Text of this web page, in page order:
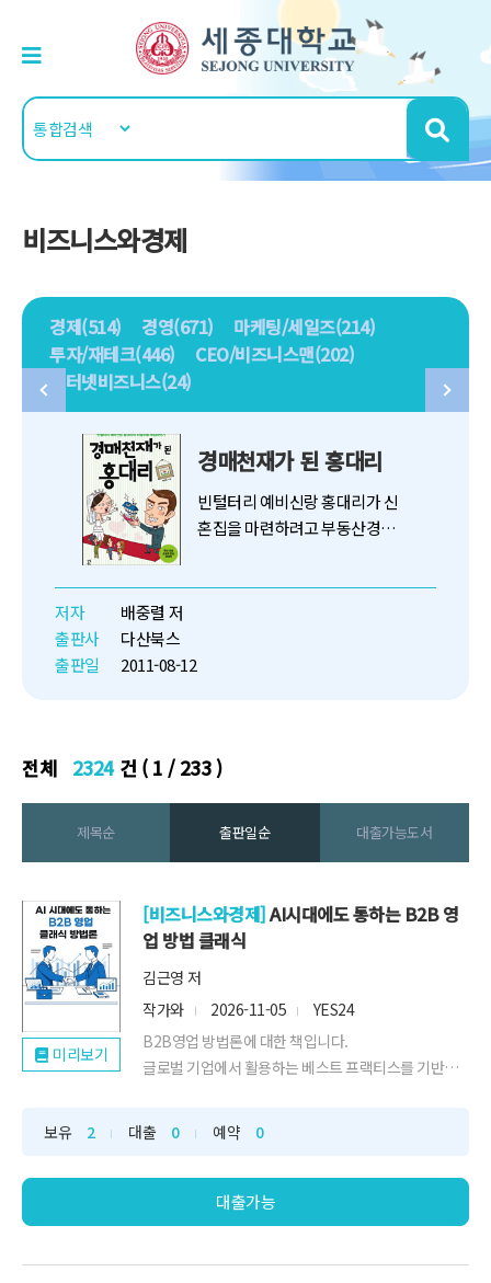
비즈니스와경제
경제(514) 경영(671)
마케팅/세일즈(214)
투자/재테크(446)
CEO/비즈니스맨(202)
인터넷비즈니스(24)
경매천재가 된 홍대리
빈털터리 예비신랑 홍대리가 신
혼집을 마련하려고 부동산경매
저자
배중렬 저
출판사
다산북스
출판일
2011-08-12
전체 2324 건 ( 1 / 233 )
제목순 출판일순 대출가능도서
미리보기
[비즈니스와경제]AI시대에도 통하는 B2B 영
업 방법 클래식
김근영 저
작가와
2026-11-05
YES24
B2B영업 방법론에 대한 책입니다.
글로벌 기업에서 활용하는 베스트 프랙티스를 기반으
메인 내용은 작가가 작성했습니다.
보유 2 대출 0 예약 0
대출가능